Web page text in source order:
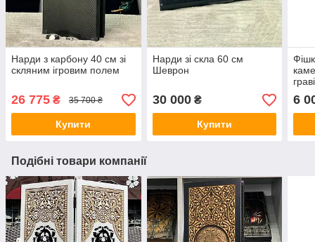
Нарди з карбону 40 см зі
скляним ігровим полем
26 775 ₴ 35 700 ₴
Купити
Нарди зі скла 60 см
Шеврон
30 000₴
Купити
6
Подібні товари компанії